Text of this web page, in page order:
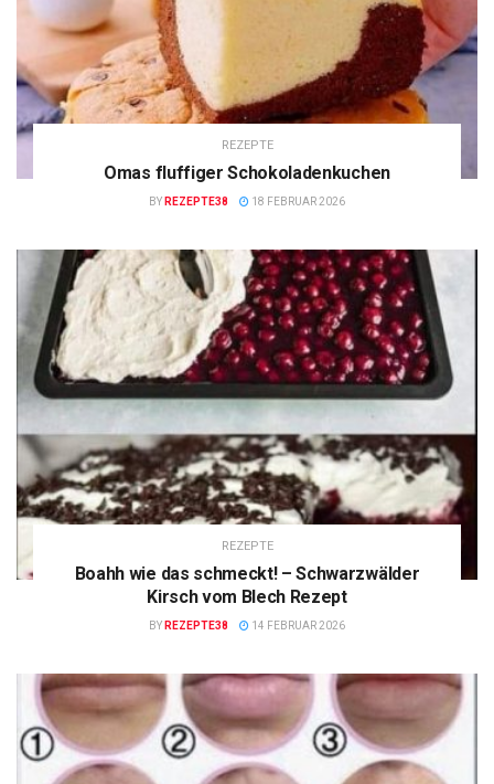
REZEPTE
Omas fluffiger Schokoladenkuchen
BY REZEPTE38 18 FEBRUAR 2026
REZEPTE
Boahh wie das schmeckt! – Schwarzwälder
Kirsch vom Blech Rezept
BY REZEPTE38 14 FEBRUAR 2026